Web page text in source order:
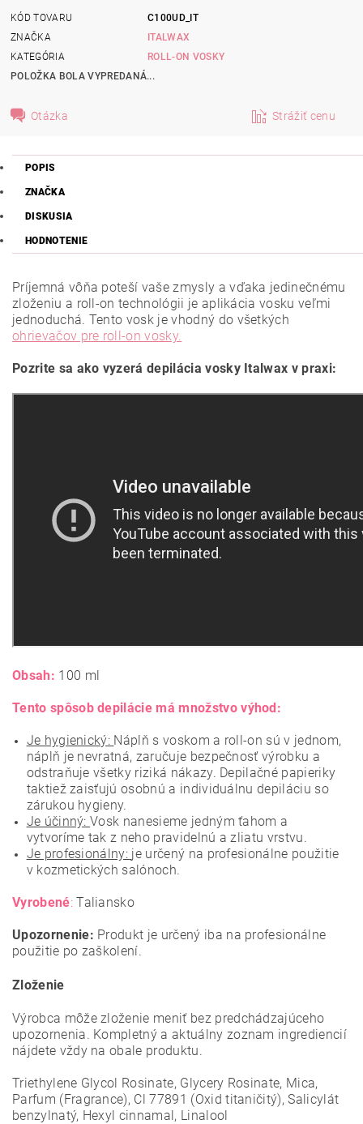
KÓD TOVARU
C100UD_IT
ZNAČKA
ITALWAX
KATEGÓRIA
ROLL-ON VOSKY
POLOŽKA BOLA VYPREDANÁ...
Otázka Strážiť cenu
POPIS
ZNAČKA
DISKUSIA
HODNOTENIE
Príjemná vôňa poteší vaše zmysly a vďaka jedinečnému
zloženiu a roll-on technológii je aplikácia vosku veľmi
jednoduchá. Tento vosk je vhodný do všetkých
ohrievačov pre roll-on vosky.
Pozrite sa ako vyzerá depilácia vosky Italwax v praxi:
Obsah: 100 ml
Tento spôsob depilácie má množstvo výhod:
Je hygienický: Náplň s voskom a roll-on sú v jednom,
náplň je nevratná, zaručuje bezpečnosť výrobku a
odstraňuje všetky riziká nákazy. Depilačné papieriky
taktiež zaisťujú osobnú a individuálnu depiláciu so
zárukou hygieny.
Je účinný:Vosk nanesieme jedným ťahom a
vytvoríme tak z neho pravidelnú a zliatu vrstvu.
Je profesionálny: je určený na profesionálne použitie
v kozmetických salónoch.
Vyrobené:Taliansko
Upozornenie: Produkt je určený iba na profesionálne
použitie po zaškolení.
Zloženie
Výrobca môže zloženie meniť bez predchádzajúceho
upozornenia. Kompletný a aktuálny zoznam ingrediencií
nájdete vždy na obale produktu.
Triethylene Glycol Rosinate, Glycery Rosinate, Mica,
Parfum (Fragrance), Cl 77891 (Oxid titaničitý), Salicylát
benzylnatý, Hexyl cinnamal, Linalool